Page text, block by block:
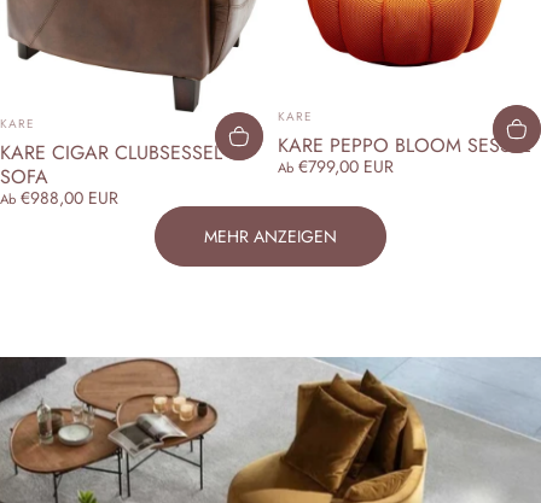
ANBIETER:
KARE
KARE CIGAR CLUBSESSEL &
SOFA
Ab €988,00 EUR
ANBIETER:
KARE
KARE PEPPO BLOOM SESSEL
Ab €799,00 EUR
MEHR ANZEIGEN